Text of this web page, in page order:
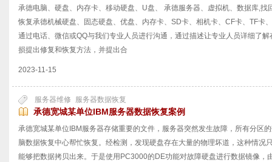
承德电脑、硬盘、内存卡、移动硬盘、U盘、 承德服务器、虚拟机、数据库,
恢复承德机械硬盘、固态硬盘、优盘、内存卡、SD卡、相机卡、CF卡、TF卡
通过电话、微信或QQ与我们专业人员进行沟通，通过描述让专业人员详细了
损提出修复和恢复方法，并提出合
2023-11-15
服务器维修 服务器数据恢复
承德宽城某单位IBM服务器数据恢复案例
承德宽城某单位IBM服务器存储重要的文件，服务器突然发生故障，所有分区
脑数据恢复中心帮忙恢复。经检测，发现硬盘存在大量的物理坏道，这种情况
能够把数据拷贝出来。于是使用PC3000的DE功能对故障硬盘进行数据镜像，